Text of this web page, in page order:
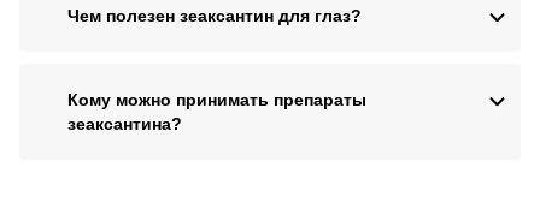
Чем полезен зеаксантин для глаз?
Кому можно принимать препараты
зеаксантина?